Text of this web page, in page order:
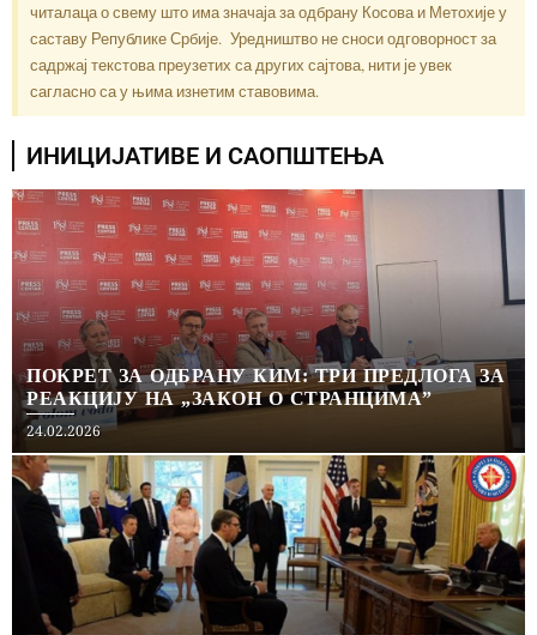
читалаца о свему што има значаја за одбрану Косова и Метохије у
саставу Републике Србије. Уредништво не сноси одговорност за
садржај текстова преузетих са других сајтова, нити је увек
сагласно са у њима изнетим ставовима.
ИНИЦИЈАТИВЕ И САОПШТЕЊА
ПОКРЕТ ЗА ОДБРАНУ КИМ: ТРИ ПРЕДЛОГА ЗА
РЕАКЦИЈУ НА „ЗАКОН О СТРАНЦИМА”
Posted
on
24.02.2026